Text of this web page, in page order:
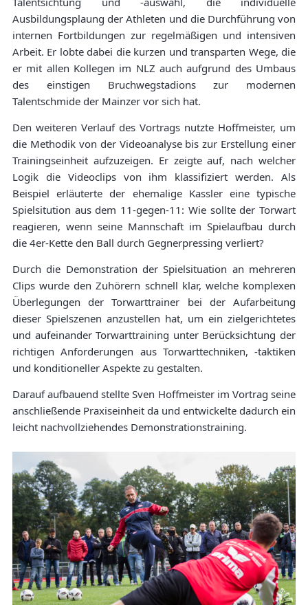
Ausbildungsplaung der Athleten und die Durchführung von
internen Fortbildungen zur regelmäßigen und intensiven
Arbeit. Er lobte dabei die kurzen und transparten Wege, die
er mit allen Kollegen im NLZ auch aufgrund des Umbaus
des einstigen Bruchwegstadions zur modernen
Talentschmide der Mainzer vor sich hat.
Den weiteren Verlauf des Vortrags nutzte Hoffmeister, um
die Methodik von der Videoanalyse bis zur Erstellung einer
Trainingseinheit aufzuzeigen. Er zeigte auf, nach welcher
Logik die Videoclips von ihm klassifiziert werden. Als
Beispiel erläuterte der ehemalige Kassler eine typische
Spielsitution aus dem 11-gegen-11: Wie sollte der Torwart
reagieren, wenn seine Mannschaft im Spielaufbau durch
die 4er-Kette den Ball durch Gegnerpressing verliert?
Durch die Demonstration der Spielsituation an mehreren
Clips wurde den Zuhörern schnell klar, welche komplexen
Überlegungen der Torwarttrainer bei der Aufarbeitung
dieser Spielszenen anzustellen hat, um ein zielgerichtetes
und aufeinander Torwarttraining unter Berücksichtung der
richtigen Anforderungen aus Torwarttechniken, -taktiken
und konditioneller Aspekte zu gestalten.
Darauf aufbauend stellte Sven Hoffmeister im Vortrag seine
anschließende Praxiseinheit da und entwickelte dadurch ein
leicht nachvollziehendes Demonstrationstraining.